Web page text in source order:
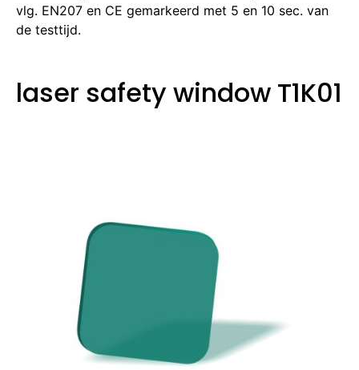
vlg. EN207 en CE gemarkeerd met 5 en 10 sec. van
de testtijd.
laser safety window T1K01